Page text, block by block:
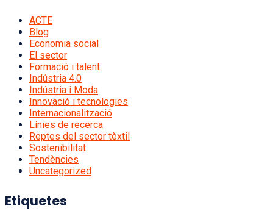
ACTE
Blog
Economia social
El sector
Formació i talent
Indústria 4.0
Indústria i Moda
Innovació i tecnologies
Internacionalització
Línies de recerca
Reptes del sector tèxtil
Sostenibilitat
Tendències
Uncategorized
Etiquetes